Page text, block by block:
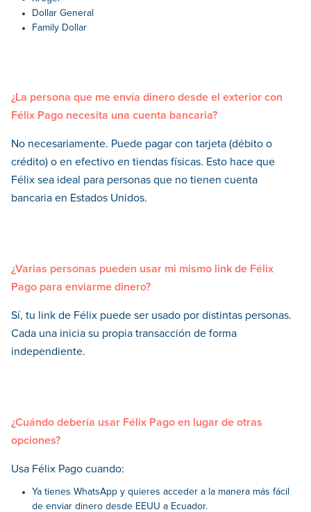
Dollar General
Family Dollar
¿La persona que me envía dinero desde el exterior con
Félix Pago necesita una cuenta bancaria?
No necesariamente. Puede pagar con tarjeta (débito o
crédito) o en efectivo en tiendas físicas. Esto hace que
Félix sea ideal para personas que no tienen cuenta
bancaria en Estados Unidos.
¿Varias personas pueden usar mi mismo link de Félix
Pago para enviarme dinero?
Sí, tu link de Félix puede ser usado por distintas personas.
Cada una inicia su propia transacción de forma
independiente.
¿Cuándo debería usar Félix Pago en lugar de otras
opciones?
Usa Félix Pago cuando:
Ya tienes WhatsApp y quieres acceder a la manera más fácil
de enviar dinero desde EEUU a Ecuador.